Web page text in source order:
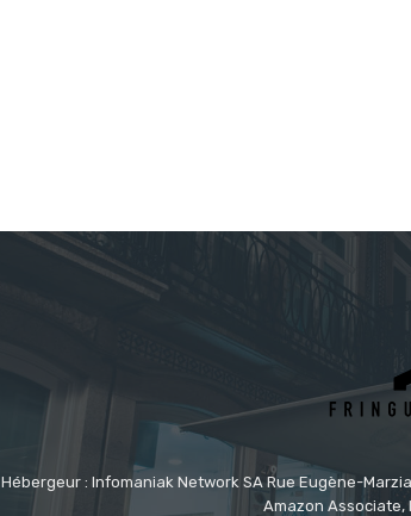
Hébergeur : Infomaniak Network SA Rue Eugène-
Amazon